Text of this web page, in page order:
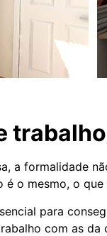
a formalidade
o mesmo, o
para
com as